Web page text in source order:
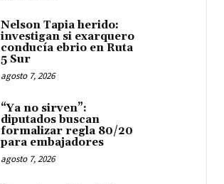
Nelson Tapia herido:
investigan si exarquero
conducía ebrio en Ruta
5 Sur
agosto 7, 2026
“Ya no sirven”:
diputados buscan
formalizar regla 80/20
para embajadores
agosto 7, 2026